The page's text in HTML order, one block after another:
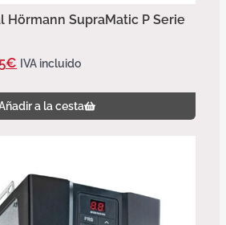
Hörmann SupraMatic P Serie
€ IVA incluido
a la cesta